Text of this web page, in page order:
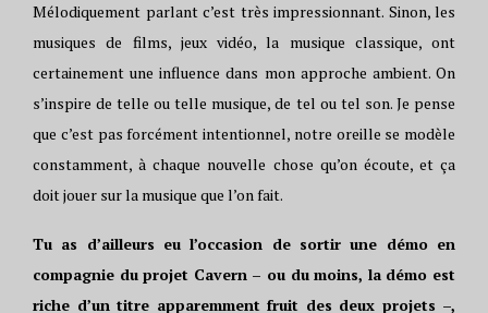
Mélodiquement parlant c’est très impressionnant. Sinon, les
musiques de films, jeux vidéo, la musique classique, ont
certainement une influence dans mon approche ambient. On
s’inspire de telle ou telle musique, de tel ou tel son. Je pense
que c’est pas forcément intentionnel, notre oreille se modèle
constamment, à chaque nouvelle chose qu’on écoute, et ça
doit jouer sur la musique que l’on fait.
Tu as d’ailleurs eu l’occasion de sortir une démo en
compagnie du projet Cavern – ou du moins, la démo est
riche d’un titre apparemment fruit des deux projets –,